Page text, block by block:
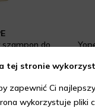
Familove Naturalny szampon do włosów Kwitnąca bergamotka
włosów
złtej stronie
zapewnić Ci
wykorzystuje pliki